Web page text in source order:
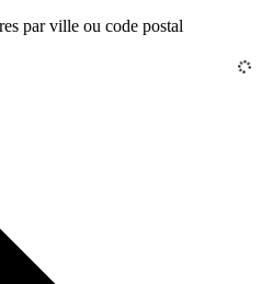
par ville ou code postal